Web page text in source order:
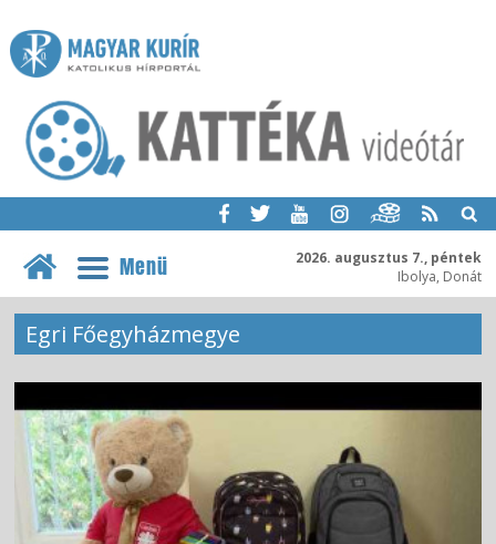
2026. augusztus 7., péntek
Ibolya, Donát
Menü
Egri Főegyházmegye